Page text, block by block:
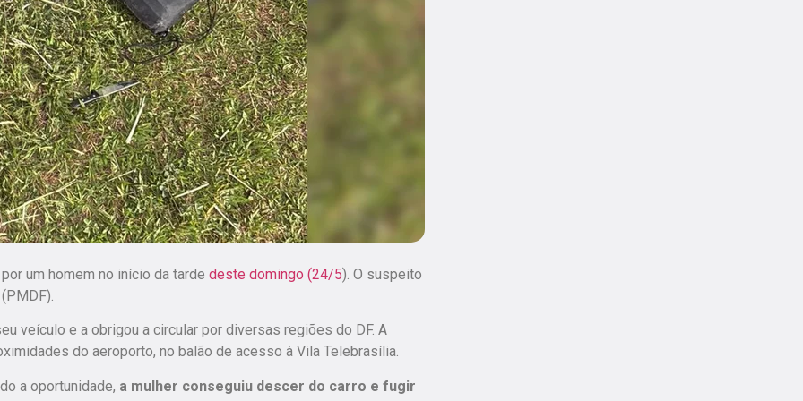
um homem no início da tarde deste domingo (24/5). O suspeito
veículo e a obrigou a circular por diversas regiões do DF. A
do aeroporto, no balão de acesso à Vila Telebrasília.
a oportunidade, a mulher conseguiu descer do carro e fugir